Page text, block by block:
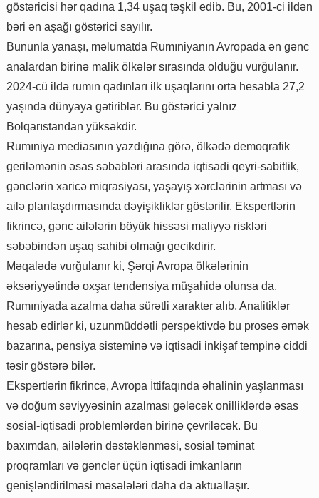
göstəricisi hər qadına 1,34 uşaq təşkil edib. Bu, 2001-ci ildən
bəri ən aşağı göstərici sayılır.
Bununla yanaşı, məlumatda Rumıniyanın Avropada ən gənc
analardan birinə malik ölkələr sırasında olduğu vurğulanır.
2024-cü ildə rumın qadınları ilk uşaqlarını orta hesabla 27,2
yaşında dünyaya gətiriblər. Bu göstərici yalnız
Bolqarıstandan yüksəkdir.
Rumıniya mediasının yazdığına görə, ölkədə demoqrafik
geriləmənin əsas səbəbləri arasında iqtisadi qeyri-sabitlik,
gənclərin xaricə miqrasiyası, yaşayış xərclərinin artması və
ailə planlaşdırmasında dəyişikliklər göstərilir. Ekspertlərin
fikrincə, gənc ailələrin böyük hissəsi maliyyə riskləri
səbəbindən uşaq sahibi olmağı gecikdirir.
Məqalədə vurğulanır ki, Şərqi Avropa ölkələrinin
əksəriyyətində oxşar tendensiya müşahidə olunsa da,
Rumıniyada azalma daha sürətli xarakter alıb. Analitiklər
hesab edirlər ki, uzunmüddətli perspektivdə bu proses əmək
bazarına, pensiya sisteminə və iqtisadi inkişaf tempinə ciddi
təsir göstərə bilər.
Ekspertlərin fikrincə, Avropa İttifaqında əhalinin yaşlanması
və doğum səviyyəsinin azalması gələcək onilliklərdə əsas
sosial-iqtisadi problemlərdən birinə çevriləcək. Bu
baxımdan, ailələrin dəstəklənməsi, sosial təminat
proqramları və gənclər üçün iqtisadi imkanların
genişləndirilməsi məsələləri daha da aktuallaşır.